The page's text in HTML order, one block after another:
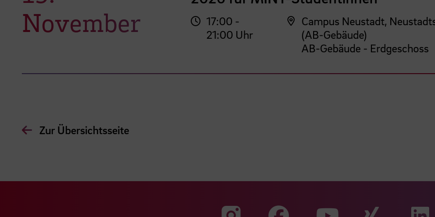
November
17:00 -
21:00 Uhr
Campus Neustadt,
(AB-Gebäude)
AB-Gebäude - Erdgeschoss
Zur Übersichtsseite